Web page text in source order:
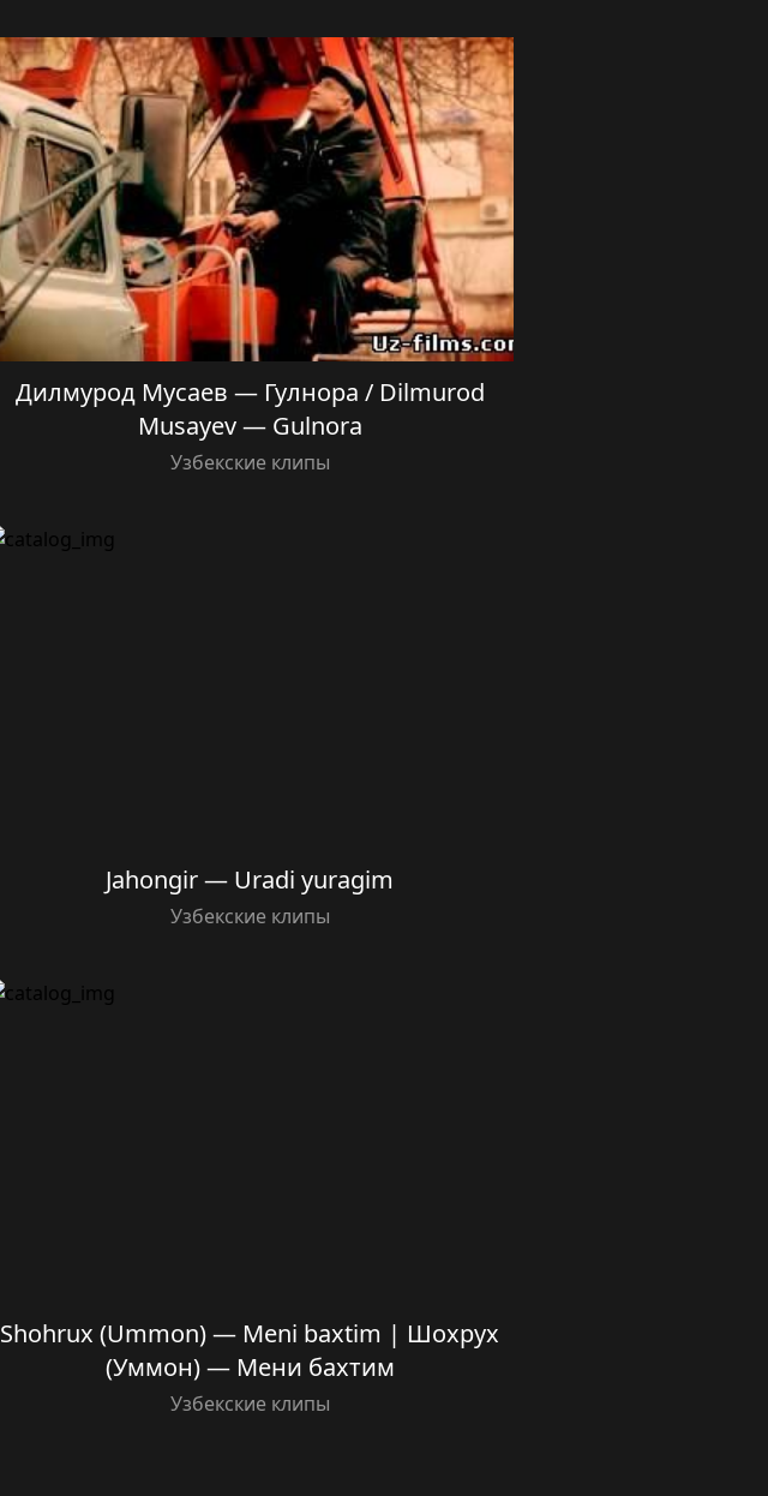
Дилмурод Мусаев — Гулнора / Dilmurod
Musayev — Gulnora
Узбекские клипы
Jahongir — Uradi yuragim
Узбекские клипы
Shohrux (Ummon) — Meni baxtim | Шохрух
(Уммон) — Мени бахтим
Узбекские клипы